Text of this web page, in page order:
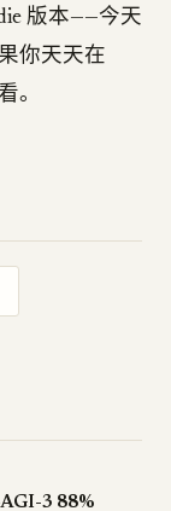
版本——今天
你天天在
。
3 88%